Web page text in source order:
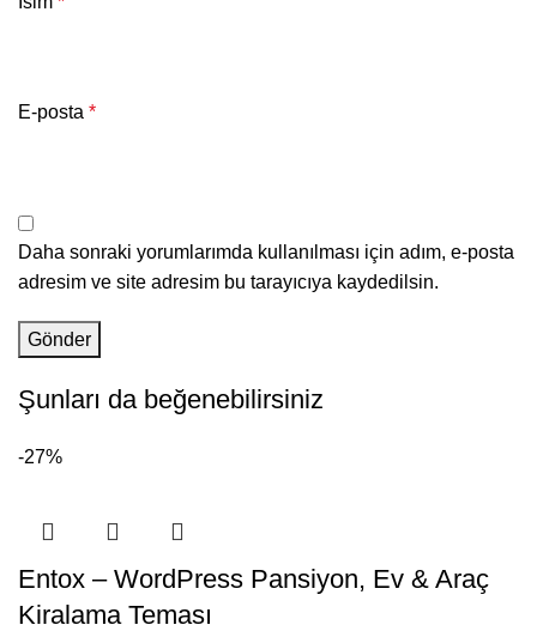
E-posta *
Daha sonraki yorumlarımda kullanılması için adım, e-posta
adresim ve site adresim bu tarayıcıya kaydedilsin.
Şunları da beğenebilirsiniz
-27%
Entox – WordPress Pansiyon, Ev & Araç
Kiralama Teması